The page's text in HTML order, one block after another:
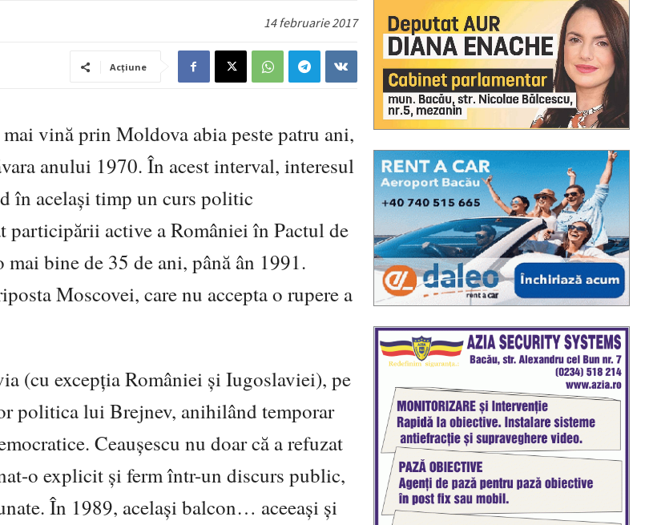
14 februarie 2017
Acțiune
vină prin Moldova abia peste patru ani,
anului 1970. În acest interval, interesul
în același timp un curs politic
participării active a României în Pactul de
bine de 35 de ani, până ân 1991.
Moscovei, care nu accepta o rupere a
(cu excepția României și Iugoslaviei), pe
politica lui Brejnev, anihilând temporar
Ceaușescu nu doar că a refuzat
o explicit și ferm într-un discurs public,
În 1989, același balcon… aceeași și